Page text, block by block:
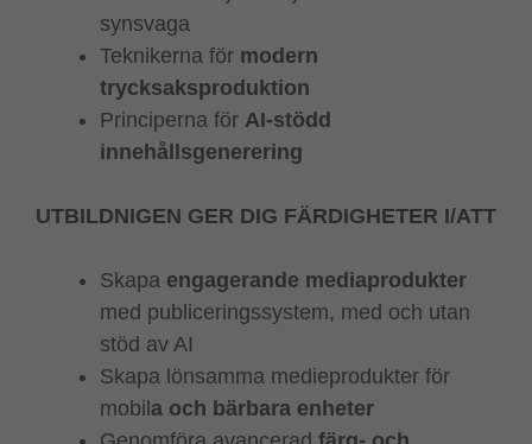
synsvaga
Teknikerna för modern
trycksaksproduktion
Principerna för AI-stödd
innehållsgenerering
UTBILDNIGEN GER DIG FÄRDIGHETER I/ATT
Skapa engagerande mediaprodukter
med publiceringssystem, med och utan
stöd av AI
Skapa lönsamma medieprodukter för
mobila och bärbara enheter